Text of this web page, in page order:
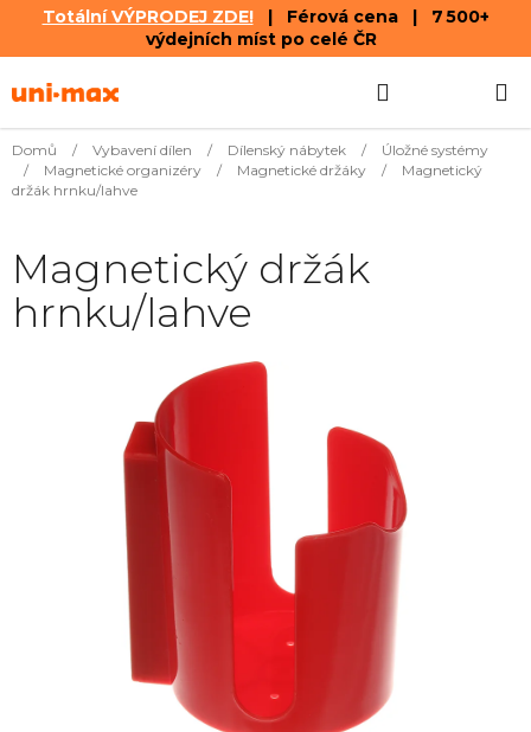
Totální VÝPRODEJ ZDE!| Férová cena | 7 500+
výdejních míst po celé ČR
na
KOŠÍK
Domů / Vybavení dílen / Dílenský nábytek /
Úložné systémy
/
Magnetické organizéry / Magnetické držáky /
Magnetický
držák hrnku/lahve
Magnetický držák
hrnku/lahve